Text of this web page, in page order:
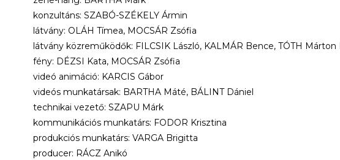
konzultáns: SZABÓ-SZÉKELY Ármin
látvány: OLÁH Tímea, MOCSÁR Zsófia
látvány közreműködők: FILCSIK László, KALMÁR Bence, TÓTH Márton
fény: DÉZSI Kata, MOCSÁR Zsófia
videó animáció: KARCIS Gábor
videós munkatársak: BARTHA Máté, BÁLINT Dániel
technikai vezető: SZAPU Márk
kommunikációs munkatárs: FODOR Krisztina
produkciós munkatárs: VARGA Brigitta
producer: RÁCZ Anikó